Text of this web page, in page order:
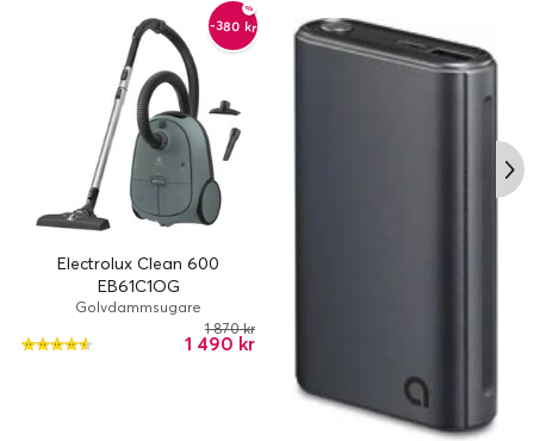
-380 kr
Electrolux Clean 600
EB61C1OG
Golvdammsugare
1 490 kr
1 870 kr